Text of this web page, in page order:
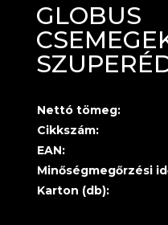
GLOBUS
Nettó tömeg:
Cikkszám:
EAN:
Minőségmegőrzési
Karton (db):